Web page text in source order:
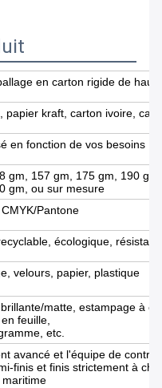
en carton rigide de
papier kraft, carton ivoire,
en fonction de vos besoins
gm, 157 gm, 175 gm, 190
gm, ou sur mesure
Pantone
écologique,
velours, papier, plastique
matte, estampage à
feuille,
etc.
avancé et l'équipe de
finis et finis strictement à